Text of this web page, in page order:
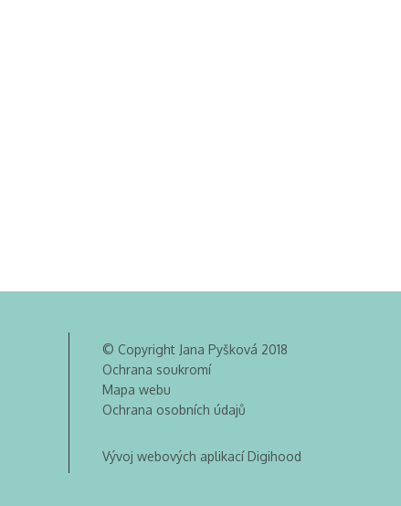
© Copyright Jana Pyšková 2018
Ochrana soukromí
Mapa webu
Ochrana osobních údajů
Vývoj webových aplikací Digihood